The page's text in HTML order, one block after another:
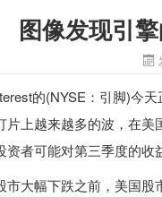
图像发现引
的(NYSE：引脚)今
片上越来越多的波，在
资者可能对第三季度的收
市大幅下跌之前，美国